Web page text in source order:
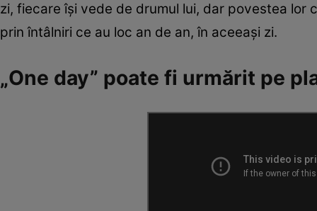
zi, fiecare își vede de drumul lui, dar povestea lor
prin întâlniri ce au loc an de an, în aceeași zi.
„One day” poate fi urmărit pe